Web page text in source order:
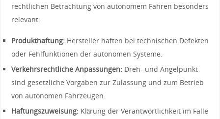
rechtlichen‍ Betrachtung von autonomem Fahren‍ besonders
relevant:
Produkthaftung:Hersteller haften bei technischen ⁢Defekten
oder Fehlfunktionen der autonomen Systeme.
Verkehrsrechtliche Anpassungen:Dreh- und ⁢Angelpunkt
sind gesetzliche Vorgaben ​zur Zulassung und zum Betrieb
von autonomen Fahrzeugen.
Haftungszuweisung:Klärung der Verantwortlichkeit im Falle